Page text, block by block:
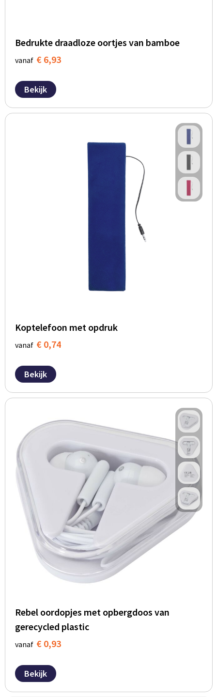
Bedrukte draadloze oortjes van bamboe
vanaf € 6,93
Bekijk
Koptelefoon met opdruk
vanaf € 0,74
Bekijk
Rebel oordopjes met opbergdoos van
gerecycled plastic
vanaf € 0,93
Bekijk